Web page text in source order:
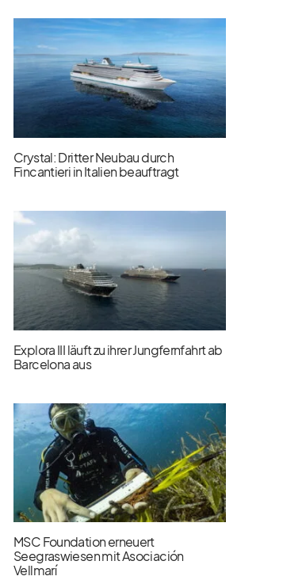
Crystal: Dritter Neubau durch
Fincantieri in Italien beauftragt
Explora III läuft zu ihrer Jungfernfahrt ab
Barcelona aus
MSC Foundation erneuert
Seegraswiesen mit Asociación
Vellmarí